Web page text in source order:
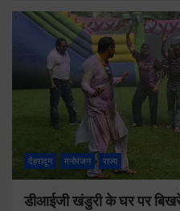
देहरादून मनोरंजन राज्य
डीआईजी खंडुरी के घर पर